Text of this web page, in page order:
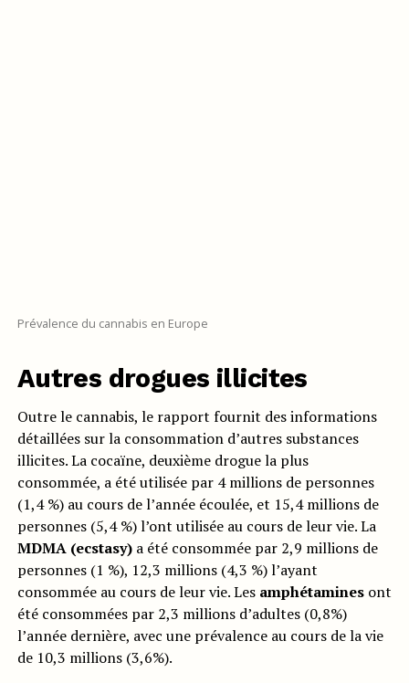
Prévalence du cannabis en Europe
Autres drogues illicites
Outre le cannabis, le rapport fournit des informations
détaillées sur la consommation d’autres substances
illicites. La cocaïne, deuxième drogue la plus
consommée, a été utilisée par 4 millions de personnes
(1,4 %) au cours de l’année écoulée, et 15,4 millions de
personnes (5,4 %) l’ont utilisée au cours de leur vie. La
MDMA (ecstasy)a été consommée par 2,9 millions de
personnes (1 %), 12,3 millions (4,3 %) l’ayant
consommée au cours de leur vie. Les amphétaminesont
été consommées par 2,3 millions d’adultes (0,8%)
l’année dernière, avec une prévalence au cours de la vie
de 10,3 millions (3,6%).